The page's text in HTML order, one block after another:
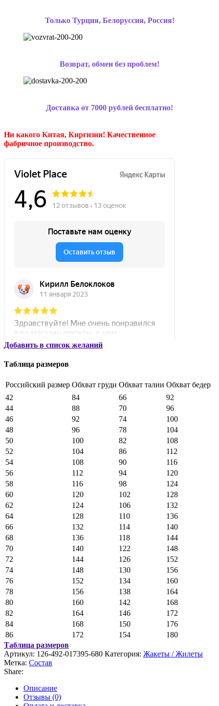
Только Турция, Белоруссия, Россия!
Возврат, обмен без проблем!
Доставка от 7000 рублей бесплатно!
Ни какого Китая, Киргизии! Качественное
фабричное производство.
Добавить в список желаний
Таблица размеров
Российский размер Обхват груди Обхват талии Обхват бедер
42
84 66
92
44
88 70
96
46
92 74
100
48
96 78
104
50
100 82
108
52
104 86
112
54
108 90
116
56
112 94
120
58
116 98
124
60
120 102
128
62
124 106
132
64
128 110
136
66
132 114
140
68
136 118
144
70
140 122
148
72
144 126
152
74
148 130
156
76
152 134
160
78
156 138
164
80
160 142
168
82
164 146
172
84
168 150
176
86
172 154
180
Таблица размеров
Артикул: 126-492-017395-680 Категория: Жакеты / Жилеты
Метка: Состав
Share:
Описание
Отзывы (0)